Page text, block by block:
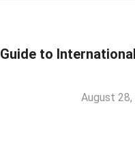
Guide to
August 28,